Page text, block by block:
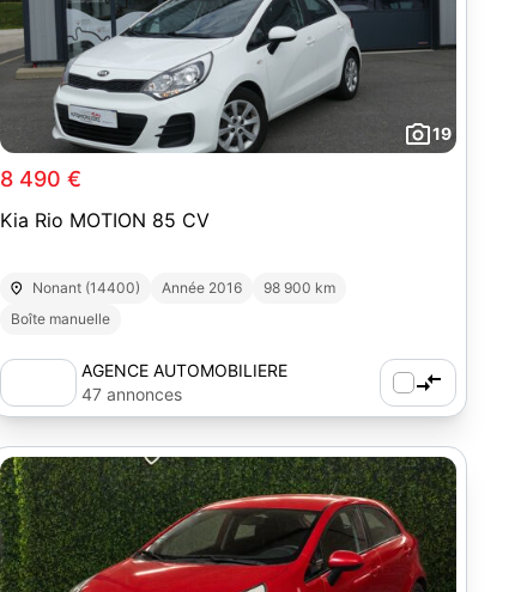
19
8 490 €
Kia Rio MOTION 85 CV
Nonant (14400) Année 2016
98 900 km
Boîte manuelle
AGENCE AUTOMOBILIERE
47 annonces